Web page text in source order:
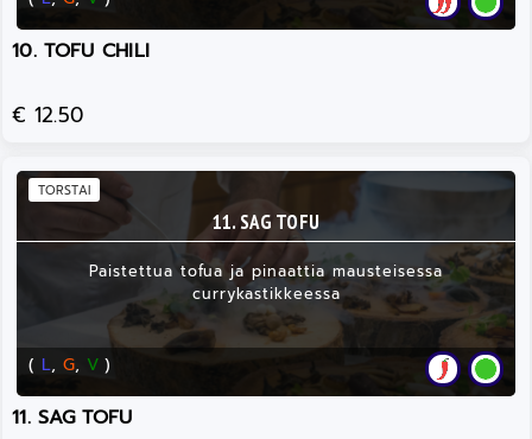
10. TOFU CHILI
€ 12.50
11. SAG TOFU
Paistettua tofua ja pinaattia mausteisessa
currykastikkeessa
( L, G, V )
TORSTAI
11. SAG TOFU